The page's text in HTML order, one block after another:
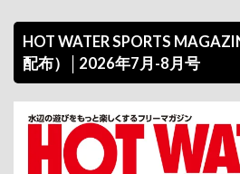
HOT WATER SPORTS
配布）│2026年7月-8月号